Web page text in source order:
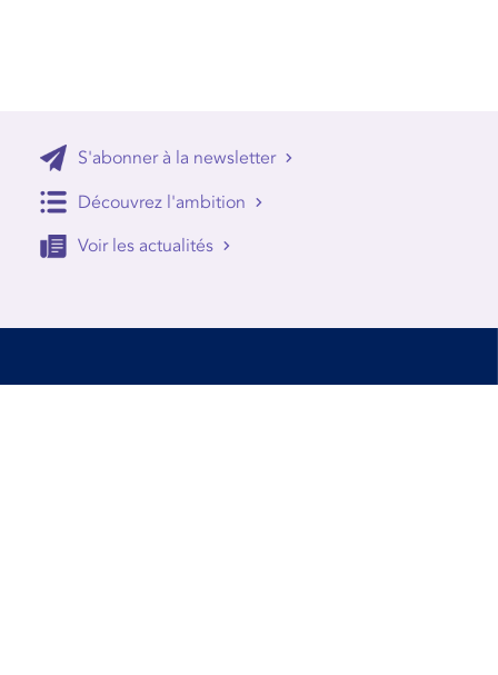
S'abonner à la newsletter
Découvrez l'ambition
Voir les actualités